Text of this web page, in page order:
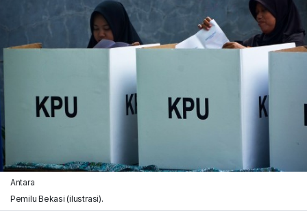
Antara
Pemilu Bekasi (ilustrasi).